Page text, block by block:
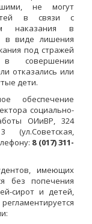
не могут
в связи с
наказания в
в виде лишения
под стражей
совершении
отказались или
дети.
обеспечение
социально-
ОИиВР, 324
8 (017) 311-
имеющих
без попечения
сирот и детей,